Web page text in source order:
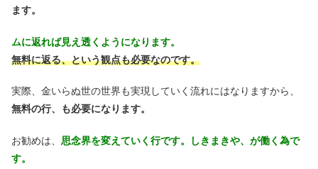
ます。
ムに返れば見え透くようになります。
無料に返る、という観点も必要なのです。
実際、金いらぬ世の世界も実現していく流れにはなりますから、
無料の行、も必要になります。
お勧めは、 思念界を変えていく行です。しきまきや、が働く為で
す。